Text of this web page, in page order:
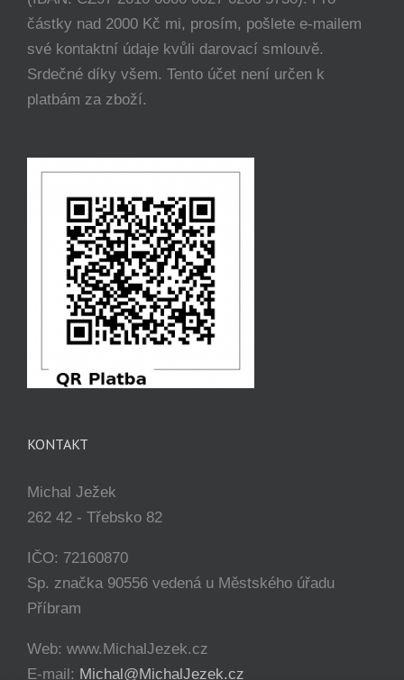
částky nad 2000 Kč mi, prosím, pošlete e-mailem
své kontaktní údaje kvůli darovací smlouvě.
Srdečné díky všem. Tento účet není určen k
platbám za zboží.
KONTAKT
Michal Ježek
262 42 - Třebsko 82
IČO: 72160870
Sp. značka 90556 vedená u Městského úřadu
Příbram
Web: www.MichalJezek.cz
E-mail: Michal@MichalJezek.cz